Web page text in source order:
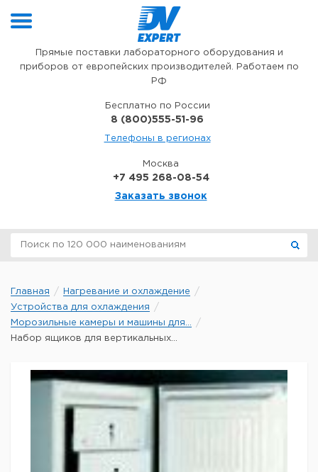
Прямые поставки лабораторного оборудования и
приборов от европейских производителей. Работаем по
РФ
Бесплатно по России
8 (800)555-51-96
Телефоны в регионах
Москва
+7 495 268-08-54
Заказать звонок
Главная
Нагревание и охлаждение
Устройства для охлаждения
Морозильные камеры и машины для...
Набор ящиков для вертикальных...